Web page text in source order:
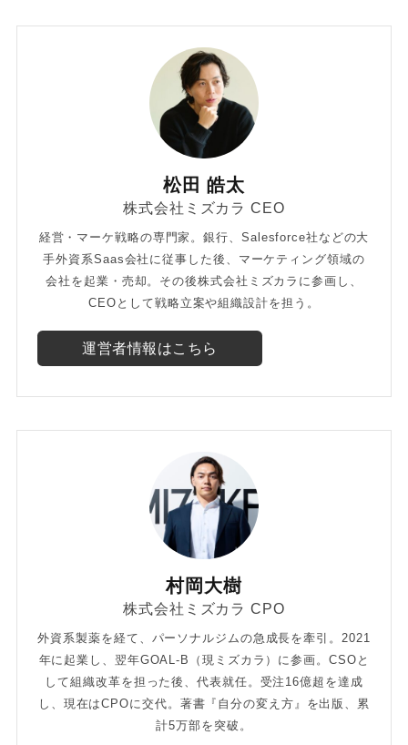
松田 皓太
株式会社ミズカラ CEO
経営・マーケ戦略の専門家。銀行、Salesforce社などの大
手外資系Saas会社に従事した後、マーケティング領域の
会社を起業・売却。その後株式会社ミズカラに参画し、
CEOとして戦略立案や組織設計を担う。
運営者情報はこちら
村岡大樹
株式会社ミズカラ CPO
外資系製薬を経て、パーソナルジムの急成長を牽引。2021
年に起業し、翌年GOAL-B（現ミズカラ）に参画。CSOと
して組織改革を担った後、代表就任。受注16億超を達成
し、現在はCPOに交代。著書『自分の変え方』を出版、累
計5万部を突破。